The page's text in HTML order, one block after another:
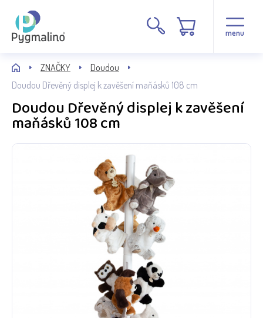
menu
ZNAČKY
Doudou
Doudou Dřevěný displej k zavěšení maňásků 108 cm
Doudou Dřevěný displej k zavěšení
maňásků 108 cm